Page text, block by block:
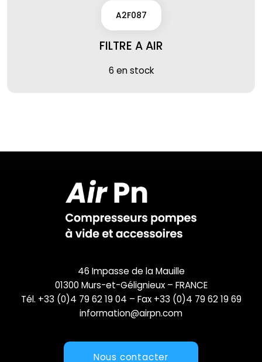
A2F087
FILTRE A AIR
6 en stock
46 Impasse de la Mauille
01300 Murs-et-Gélignieux – FRANCE
Tél. +33 (0)4 79 62 19 04 – Fax +33 (0)4 79 62 19 69
information@airpn.com
Nous contacter